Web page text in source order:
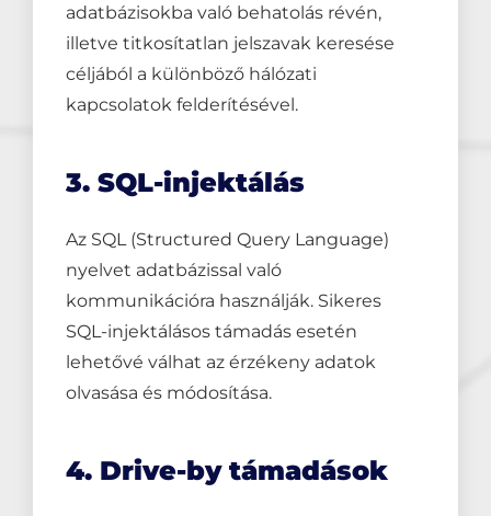
adatbázisokba való behatolás révén,
illetve titkosítatlan jelszavak keresése
céljából a különböző hálózati
kapcsolatok felderítésével.
3. SQL-injektálás
Az SQL (Structured Query Language)
nyelvet adatbázissal való
kommunikációra használják. Sikeres
SQL-injektálásos támadás esetén
lehetővé válhat az érzékeny adatok
olvasása és módosítása.
4. Drive-by támadások